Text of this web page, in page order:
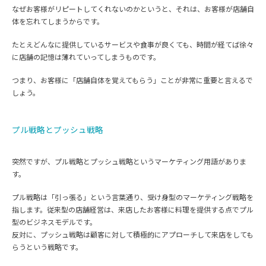
なぜお客様がリピートしてくれないのかというと、それは、お客様が店舗自
体を忘れてしまうからです。
たとえどんなに提供しているサービスや食事が良くても、時間が経てば徐々
に店舗の記憶は薄れていってしまうものです。
つまり、お客様に「店舗自体を覚えてもらう」ことが非常に重要と言えるで
しょう。
プル戦略とプッシュ戦略
突然ですが、プル戦略とプッシュ戦略というマーケティング用語がありま
す。
プル戦略は「引っ張る」という言葉通り、受け身型のマーケティング戦略を
指します。従来型の店舗経営は、来店したお客様に料理を提供する点でプル
型のビジネスモデルです。
反対に、プッシュ戦略は顧客に対して積極的にアプローチして来店をしても
らうという戦略です。